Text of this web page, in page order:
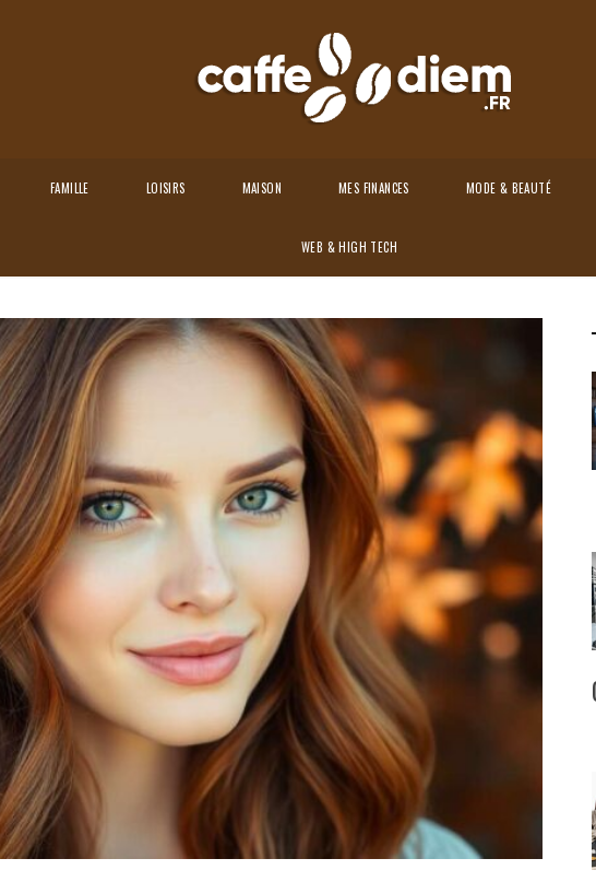
FAMILLE LOISIRS MAISON MES FINANCES MODE & BEAUTÉ
WEB & HIGH TECH
Couleur de Cheveux Auburn : conseils et Astuces